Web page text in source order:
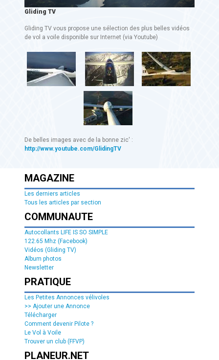
Gliding TV
Gliding TV vous propose une sélection des plus belles vidéos
de vol a voile disponible sur Internet (via Youtube)
De belles images avec de la bonne zic' :
http://www.youtube.com/GlidingTV
MAGAZINE
Les derniers articles
Tous les articles par section
COMMUNAUTE
Autocollants LIFE IS SO SIMPLE
122.65 Mhz (Facebook)
Vidéos (Gliding TV)
Album photos
Newsletter
PRATIQUE
Les Petites Annonces vélivoles
>> Ajouter une Annonce
Télécharger
Comment devenir Pilote ?
Le Vol à Voile
Trouver un club (FFVP)
PLANEUR.NET